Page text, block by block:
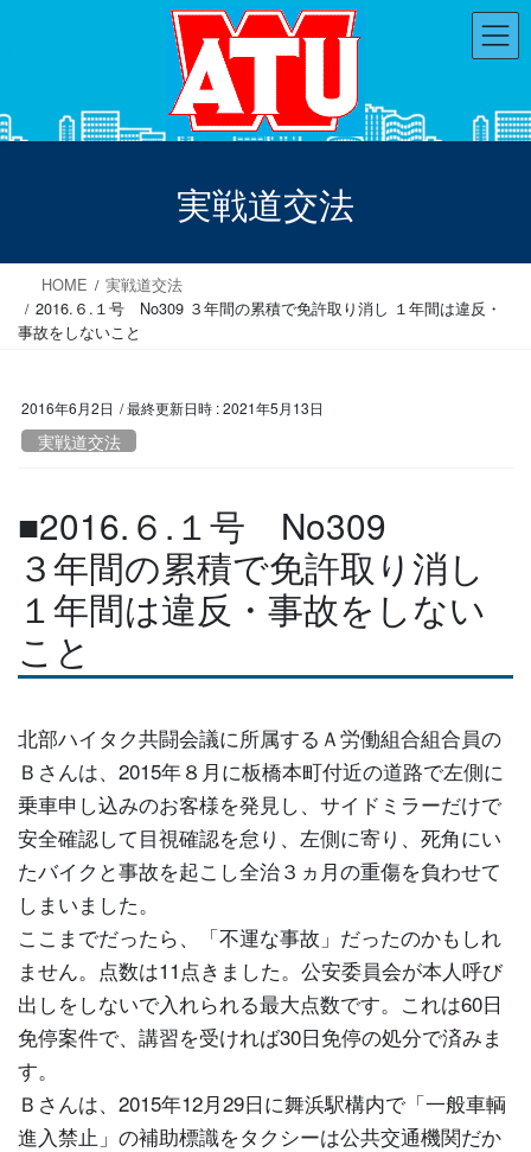
ツ
シ
実戦道交法
HOME
実戦道交法
2016.６.１号 No309 ３年間の累積で免許取り消し １年間は違反・
事故をしないこと
2016年6月2日 / 最終更新日時 :2021年5月13日
実戦道交法
■2016.６.１号 No309
３年間の累積で免許取り消し
１年間は違反・事故をしない
こと
北部ハイタク共闘会議に所属するＡ労働組合組合員の
Ｂさんは、2015年８月に板橋本町付近の道路で左側に
乗車申し込みのお客様を発見し、サイドミラーだけで
安全確認して目視確認を怠り、左側に寄り、死角にい
たバイクと事故を起こし全治３ヵ月の重傷を負わせて
しまいました。
ここまでだったら、「不運な事故」だったのかもしれ
ません。点数は11点きました。公安委員会が本人呼び
出しをしないで入れられる最大点数です。これは60日
免停案件で、講習を受ければ30日免停の処分で済みま
す。
Ｂさんは、2015年12月29日に舞浜駅構内で「一般車輌
進入禁止」の補助標識をタクシーは公共交通機関だか